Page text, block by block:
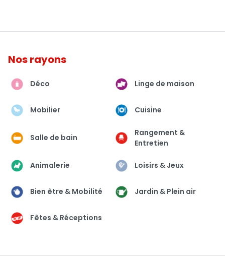
Nos rayons
Déco Linge de maison
Mobilier Cuisine
Salle de bain
Rangement &
Entretien
Animalerie Loisirs & Jeux
Bien être & Mobilité Jardin & Plein air
Fêtes & Réceptions